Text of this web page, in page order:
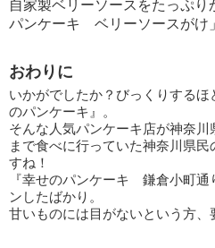
自家製ベリーソースをたっぷり
パンケーキ ベリーソースがけ
おわりに
いかがでしたか？びっくりする
のパンケーキ』。
そんな人気パンケーキ店が神奈
まで食べに行っていた神奈川県
すね！
『幸せのパンケーキ 鎌倉小町通
ンしたばかり。
甘いものには目がないという方、